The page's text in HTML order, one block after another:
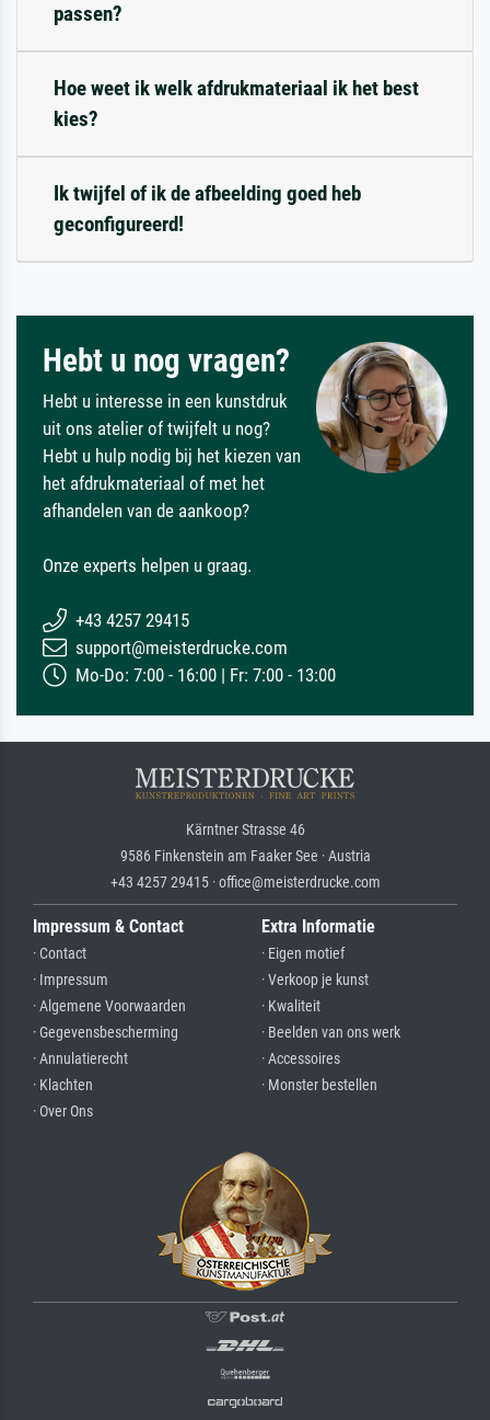
passen?
Hoe weet ik welk afdrukmateriaal ik het best
kies?
Ik twijfel of ik de afbeelding goed heb
geconfigureerd!
Hebt u nog vragen?
Hebt u interesse in een kunstdruk
uit ons atelier of twijfelt u nog?
Hebt u hulp nodig bij het kiezen van
het afdrukmateriaal of met het
afhandelen van de aankoop?
Onze experts helpen u graag.
+43 4257 29415
support@meisterdrucke.com
Mo-Do: 7:00 - 16:00 | Fr: 7:00 - 13:00
Kärntner Strasse 46
9586 Finkenstein am Faaker See · Austria
+43 4257 29415 · office@meisterdrucke.com
Impressum & Contact
· Contact
· Impressum
· Algemene Voorwaarden
· Gegevensbescherming
· Annulatierecht
· Klachten
· Over Ons
Extra Informatie
· Eigen motief
· Verkoop je kunst
· Kwaliteit
· Beelden van ons werk
· Accessoires
· Monster bestellen